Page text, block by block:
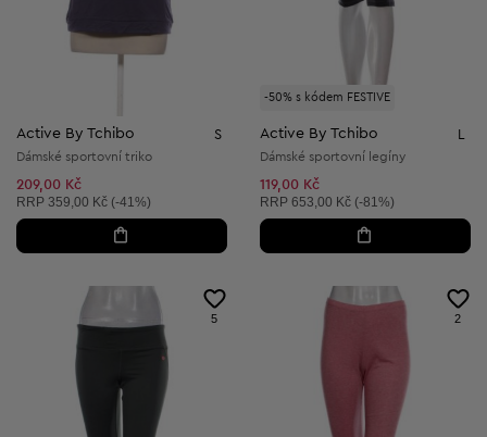
Active By Tchibo S
Dámské sportovní triko
209,00 Kč
Doporučená cena:
RRP 359,00 Kč (-41%)
-50% s kódem FESTIVE
Active By Tchibo L
Dámské sportovní legíny
119,00 Kč
Doporučená cena:
RRP 653,00 Kč (-81%)
5 2